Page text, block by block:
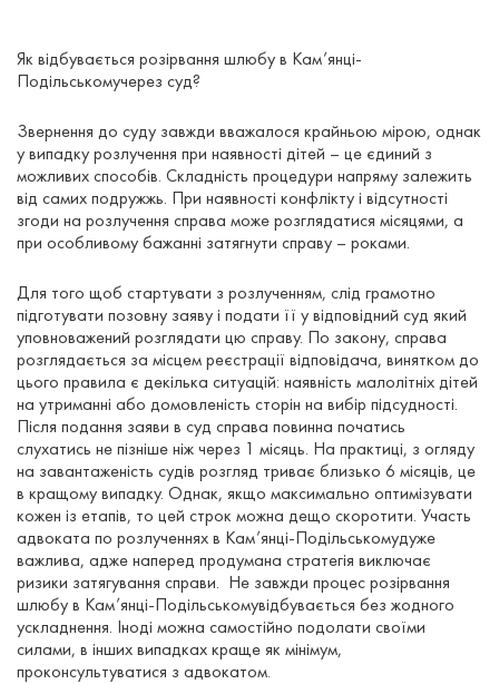
Як відбувається розірвання шлюбу в Кам’янці-
Подільськомучерез суд?
Звернення до суду завжди вважалося крайньою мірою, однак
у випадку розлучення при наявності дітей – це єдиний з
можливих способів. Складність процедури напряму залежить
від самих подружжь. При наявності конфлікту і відсутності
згоди на розлучення справа може розглядатися місяцями, а
при особливому бажанні затягнути справу – роками.
Для того щоб стартувати з розлученням, слід грамотно
підготувати позовну заяву і подати її у відповідний суд який
уповноважений розглядати цю справу. По закону, справа
розглядається за місцем реєстрації відповідача, винятком до
цього правила є декілька ситуацій: наявність малолітніх дітей
на утриманні або домовленість сторін на вибір підсудності.
Після подання заяви в суд справа повинна початись
слухатись не пізніше ніж через 1 місяць. На практиці, з огляду
на завантаженість судів розгляд триває близько 6 місяців, це
в кращому випадку. Однак, якщо максимально оптимізувати
кожен із етапів, то цей строк можна дещо скоротити. Участь
адвоката по розлученнях в Кам’янці-Подільськомудуже
важлива, адже наперед продумана стратегія виключає
ризики затягування справи. Не завжди процес розірвання
шлюбу в Кам’янці-Подільськомувідбувається без жодного
ускладнення. Іноді можна самостійно подолати своїми
силами, в інших випадках краще як мінімум,
проконсультуватися з адвокатом.